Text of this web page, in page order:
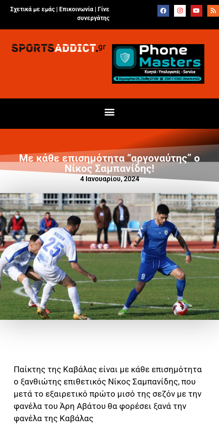
Σχετικά με εμάς | Επικοινωνία
Γίνε
συνεργάτης
Με κάθε επισημότητα “αργοναύτης” ο
Νίκος Σαμπανίδης!
4 Ιανουαρίου, 2024
Παίκτης της Καβάλας είναι με κάθε επισημότητα
ο ξανθιώτης επιθετικός Νίκος Σαμπανίδης, που
μετά το εξαιρετικό πρώτο μισό της σεζόν με την
φανέλα του Άρη Αβάτου θα φορέσει ξανά την
φανέλα της Καβάλας